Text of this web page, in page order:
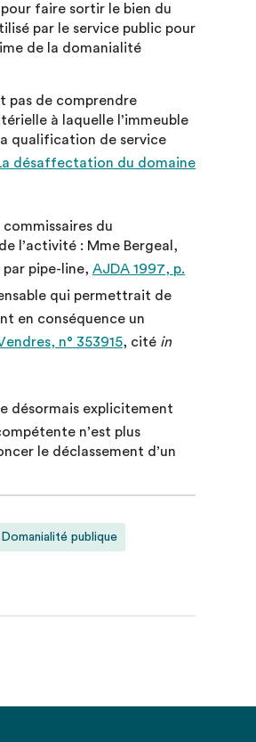
faire sortir le bien du
par le service public pour
de la domanialité
pas de comprendre
à laquelle l’immeuble
qualification de service
désaffectation du domaine
du
l’activité : Mme Bergeal,
pipe-line, AJDA 1997, p.
qui permettrait de
en conséquence un
n° 353915, cité in
désormais explicitement
n’est plus
le déclassement d’un
Domanialité publique